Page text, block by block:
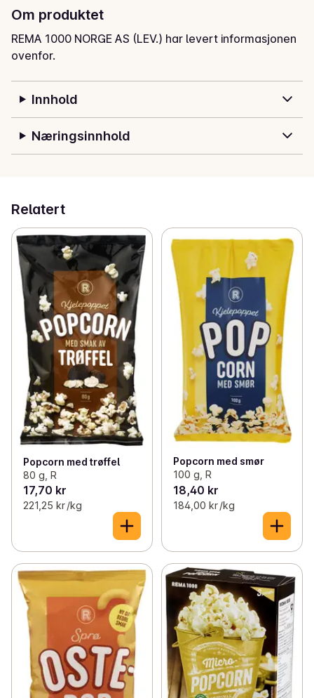
Om produktet
REMA 1000 NORGE AS (LEV.) har levert informasjonen
ovenfor.
Innhold
Næringsinnhold
Relatert
Popcorn med trøffel
80 g, R
17,70 kr
221,25 kr /kg
Popcorn med smør
100 g, R
18,40 kr
184,00 kr /kg